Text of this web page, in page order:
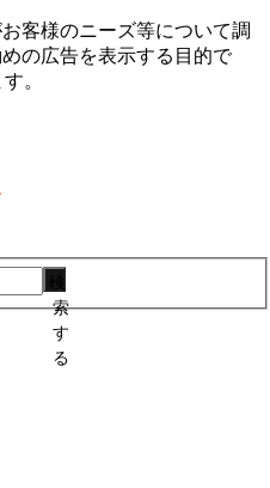
客様のニーズ等について調
の広告を表⽰する⽬的で
。
索
す
る